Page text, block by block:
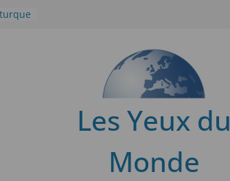
Les Yeux du
Monde